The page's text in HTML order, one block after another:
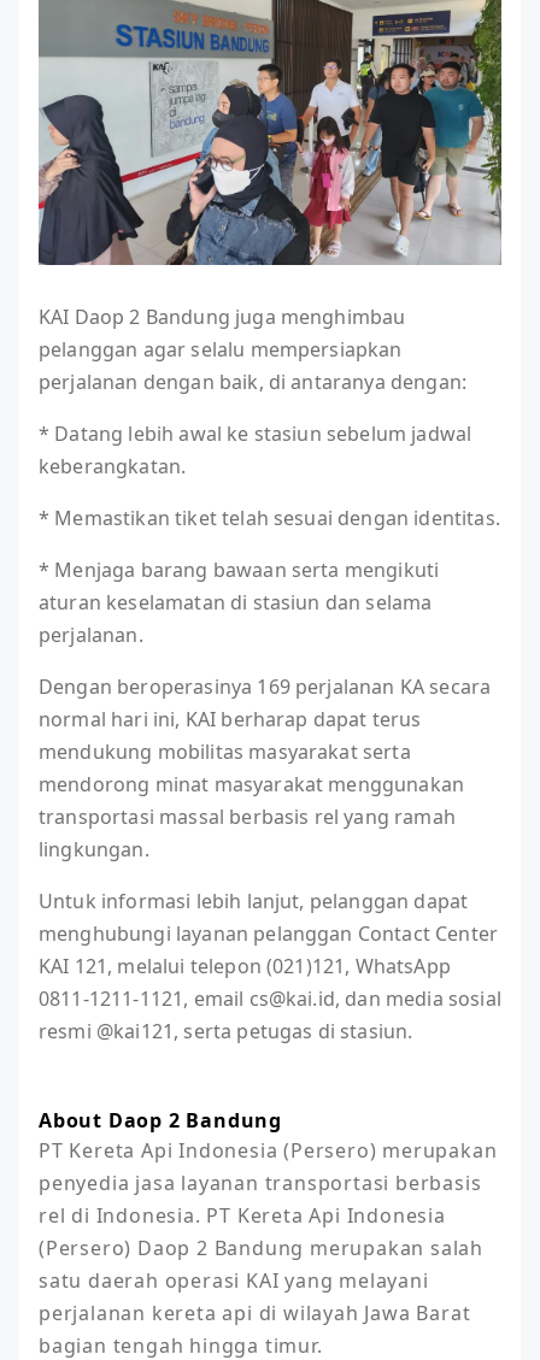
KAI Daop 2 Bandung juga menghimbau
pelanggan agar selalu mempersiapkan
perjalanan dengan baik, di antaranya dengan:
* Datang lebih awal ke stasiun sebelum jadwal
keberangkatan.
* Memastikan tiket telah sesuai dengan identitas.
* Menjaga barang bawaan serta mengikuti
aturan keselamatan di stasiun dan selama
perjalanan.
Dengan beroperasinya 169 perjalanan KA secara
normal hari ini, KAI berharap dapat terus
mendukung mobilitas masyarakat serta
mendorong minat masyarakat menggunakan
transportasi massal berbasis rel yang ramah
lingkungan.
Untuk informasi lebih lanjut, pelanggan dapat
menghubungi layanan pelanggan Contact Center
KAI 121, melalui telepon (021)121, WhatsApp
0811-1211-1121, email cs@kai.id, dan media sosial
resmi @kai121, serta petugas di stasiun.
About Daop 2 Bandung
PT Kereta Api Indonesia (Persero) merupakan
penyedia jasa layanan transportasi berbasis
rel di Indonesia. PT Kereta Api Indonesia
(Persero) Daop 2 Bandung merupakan salah
satu daerah operasi KAI yang melayani
perjalanan kereta api di wilayah Jawa Barat
bagian tengah hingga timur.